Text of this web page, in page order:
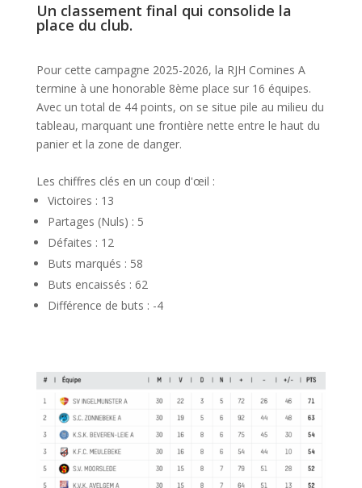
Un classement final qui consolide la
place du club.
Pour cette campagne 2025-2026, la RJH Comines A
termine à une honorable 8ème place sur 16 équipes.
Avec un total de 44 points, on se situe pile au milieu du
tableau, marquant une frontière nette entre le haut du
panier et la zone de danger.
Les chiffres clés en un coup d'œil :
Victoires : 13
Partages (Nuls) : 5
Défaites : 12
Buts marqués : 58
Buts encaissés : 62
Différence de buts : -4